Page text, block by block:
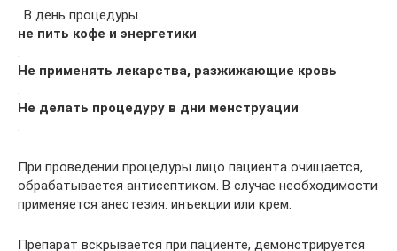
. В день процедуры
не пить кофе и энергетики
.
Не применять лекарства, разжижающие кровь
.
Не делать процедуру в дни менструации
.
При проведении процедуры лицо пациента очищается,
обрабатывается антисептиком. В случае необходимости
применяется анестезия: инъекции или крем.
Препарат вскрывается при пациенте, демонстрируется